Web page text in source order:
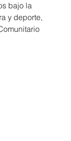
bajo la
y deporte,